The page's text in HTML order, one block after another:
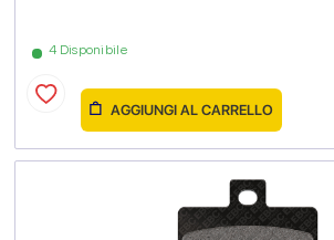
4 Disponibile
AGGIUNGI AL CARRELLO